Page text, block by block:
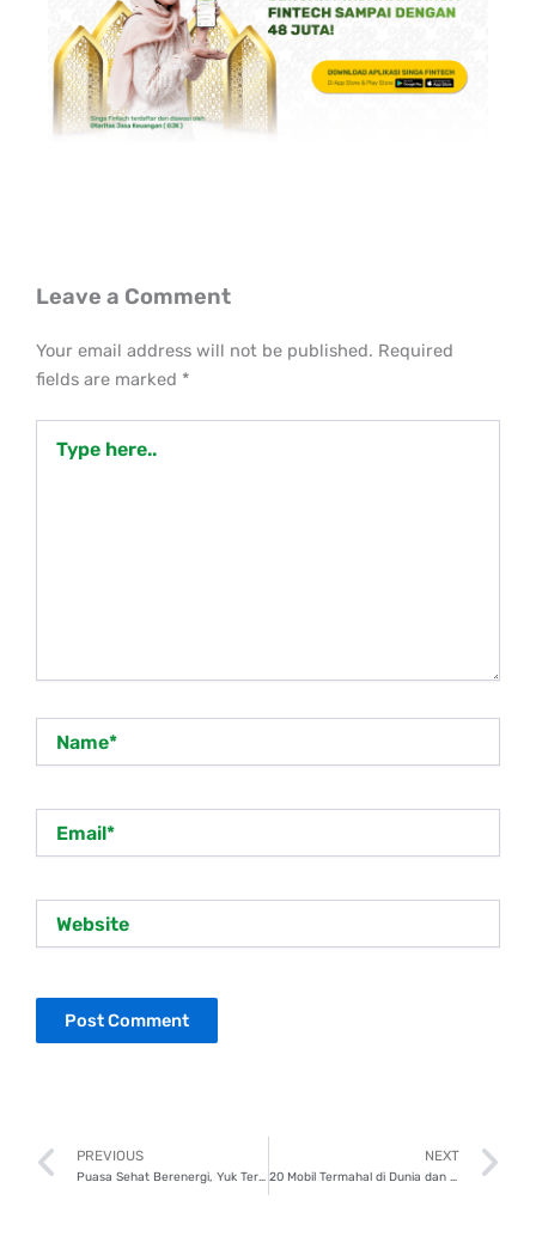
Leave a Comment
Your email address will not be published. Required
fields are marked *
here..
Prev
PREVIOUS
Puasa Sehat Berenergi, Yuk Terapkan Pola Hidup Sehat!
NEXT
20 Mobil Termahal di Dunia dan Indonesia di 2025, Capai Triliunan Rupiah!